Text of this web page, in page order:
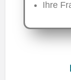
Ihre